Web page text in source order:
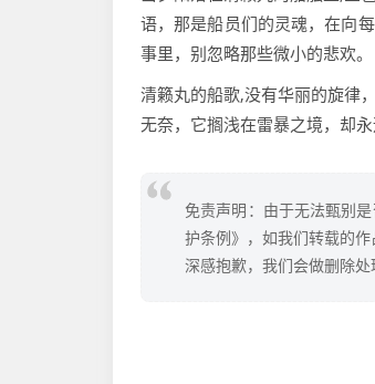
语，那是船员们的灵魂，在向
事里，别忽略那些微小的悲欢。
清籁丸的船歌,没有华丽的旋律
无奈，它搁浅在雷暴之境，却
免责声明：由于无法甄别
护条例》，如我们转载的
深感抱歉，我们会做删除处